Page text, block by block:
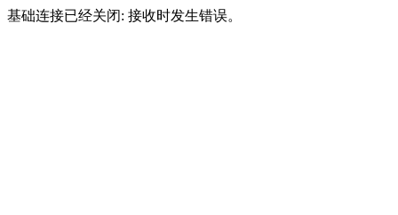
基础连接已经关闭: 接收时发生错误。